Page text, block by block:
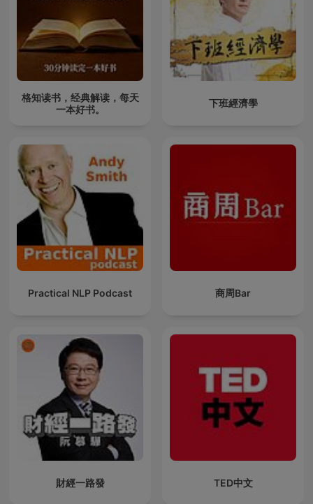
格知读书，经典解读，每天
一本好书。
下班經濟學
Practical NLP Podcast 商周Bar
財經一路發 TED中文